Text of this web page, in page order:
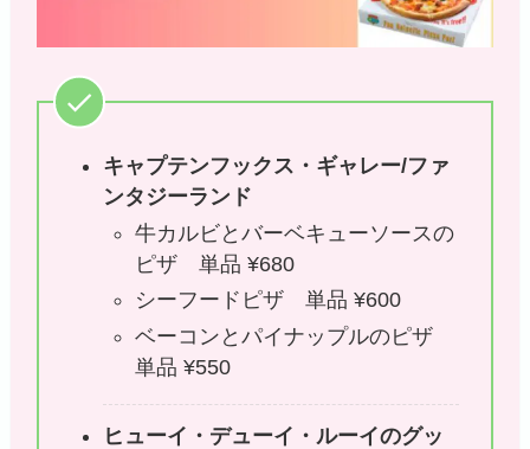
キャプテンフックス・ギャレー/ファ
ンタジーランド
牛カルビとバーベキューソースの
ピザ 単品 ¥680
シーフードピザ 単品 ¥600
ベーコンとパイナップルのピザ
単品 ¥550
ヒューイ・デューイ・ルーイのグッ